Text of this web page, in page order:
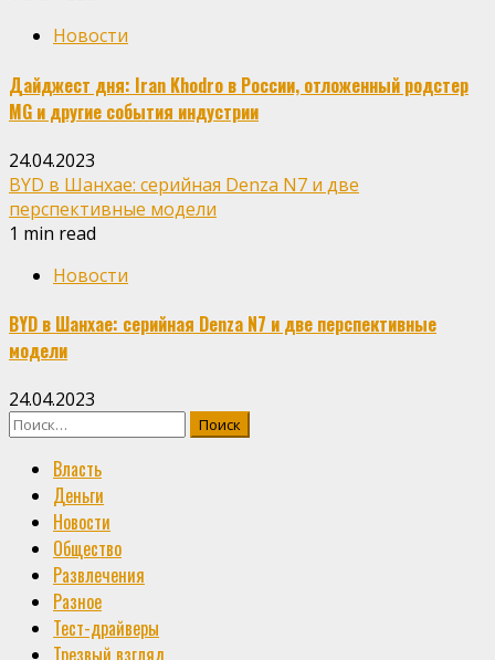
Новости
Дайджест дня: Iran Khodro в России, отложенный родстер
MG и другие события индустрии
24.04.2023
BYD в Шанхае: серийная Denza N7 и две
перспективные модели
1 min read
Новости
BYD в Шанхае: серийная Denza N7 и две перспективные
модели
24.04.2023
Найти:
Власть
Деньги
Новости
Общество
Развлечения
Разное
Тест-драйверы